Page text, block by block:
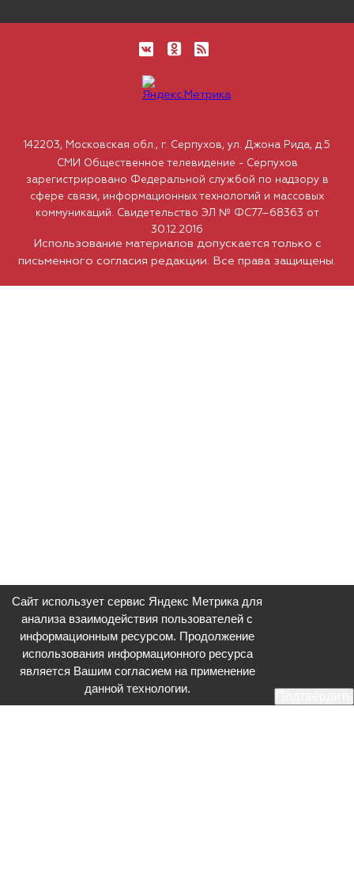
Использование материалов допускается только с
письменного согласия редакции. Все права защищены.
142203, Московская обл., г. Серпухов, ул. Джона Рида, д.5
СМИ Общественное телевидение - Серпухов
зарегистрировано Федеральной службой по надзору в
сфере связи, информационных технологий и массовых
коммуникаций. Свидетельство ЭЛ № ФС77–68363 от
30.12.2016
Сайт использует сервис Яндекс Метрика для
анализа взаимодействия пользователей с
информационным ресурсом. Продолжение
использования информационного ресурса
является Вашим согласием на применение
данной технологии.